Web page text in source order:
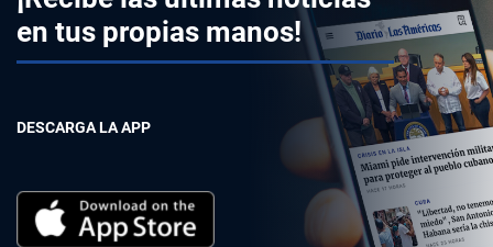
en tus propias manos!
DESCARGA LA APP